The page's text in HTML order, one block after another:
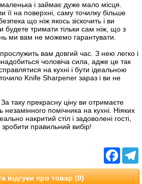
і займає дуже мало місця.
її на поверхні, саму точилку більше
що ніж якось зіскочить і ви
будете тримати тільки сам ніж, що з
ми вам не можемо гарантувати.
вам довгий час. З нею легко і
чоловіча сила, адже це так
на кухні і бути ідеальною
Knife Sharpener зараз і ви не
таку прекрасну ціну ви отримаєте
незамінного помічника на кухні. Ніяких
накритий стіл і задоволені гості,
правильний вибір!
відгуки про товар (0)